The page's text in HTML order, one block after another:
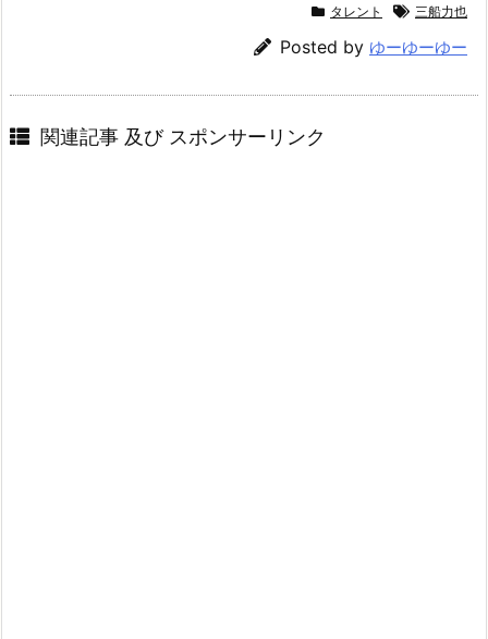
タレント 三船力也
Posted by ゆーゆーゆー
関連記事 及び スポンサーリンク